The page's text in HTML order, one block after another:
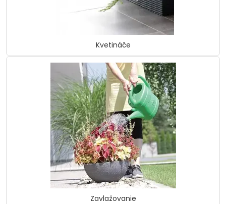
Kvetináče
Zavlažovanie